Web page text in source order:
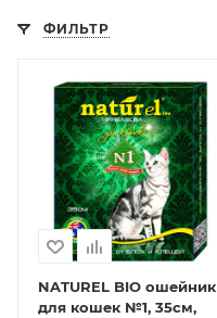
ФИЛЬТР
NATUREL BIO ошейник
для кошек №1, 35см,